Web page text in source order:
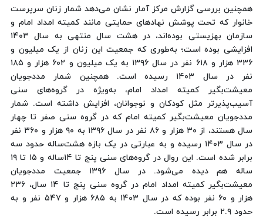
همچنین بررسی گزارش مرکز آمار نشان می‌دهد شمار زنان سرپرست
خانوار که تحت پوشش نهادهای حمایتی مانند کمیته امداد امام و
سازمان بهزیستی بوده‌اند، در هشت سال منتهی به سال ۱۴۰۳
افزایشی بوده است؛ به‌طوری که جمعیت این زنان از یک میلیون و
۳۳۶ هزار و ۶۱۸ نفر در سال ۱۳۹۶ به یک میلیون و ۶۰۲ هزار و ۱۸۵
نفر در سال ۱۴۰۳ رسیده است. همچنین شمار مددجویان
معیشت‌بگیر کمیته امداد امام، به‌ویژه در گروه‌های سنی
آسیب‌پذیرتر مثل کودکان و نوجوانان، افزایش داشته است. شمار
مددجویان معیشت‌بگیر کمیته امام که در گروه سنی صفر تا چهار
سال هستند، از ۳۰ هزار و ۸۶ نفر در سال ۱۳۹۶ به ۹۰ هزار و ۳۶۰ نفر
در سال ۱۴۰۳ رسیده و به عبارتی در یک بازه هشت‌ساله حدود سه
برابر شده است. این روال در گروه‌های سنی پنج تا ۱۴ساله و ۱۵ تا ۱۹
ساله هم دیده می‌شود. در سال ۱۳۹۶ جمعیت مددجویان
معیشت‌بگیر کمیته امداد امام در گروه سنی پنج تا ۱۴ سال، ۲۳۶
هزار و ۶۰ نفر بوده که در سال ۱۴۰۳ به ۶۸۵ هزار و ۵۴۷ نفر و به
حدود ۲.۹ برابر رسیده است.